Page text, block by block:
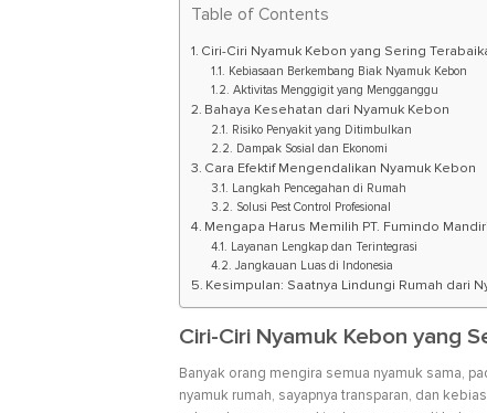
Table of Contents
Ciri-Ciri Nyamuk Kebon yang Sering
Kebiasaan Berkembang Biak Nyamuk Kebon
Aktivitas Menggigit yang Mengganggu
Bahaya Kesehatan dari Nyamuk Kebon
Risiko Penyakit yang Ditimbulkan
Dampak Sosial dan Ekonomi
Cara Efektif Mengendalikan Nyamuk Kebon
Langkah Pencegahan di Rumah
Solusi Pest Control Profesional
Mengapa Harus Memilih PT. Fumindo
Layanan Lengkap dan Terintegrasi
Jangkauan Luas di Indonesia
Kesimpulan: Saatnya Lindungi Rumah dari
Ciri-Ciri Nyamuk Kebon yang
Banyak orang mengira semua nyamuk sama,
nyamuk rumah, sayapnya transparan, dan